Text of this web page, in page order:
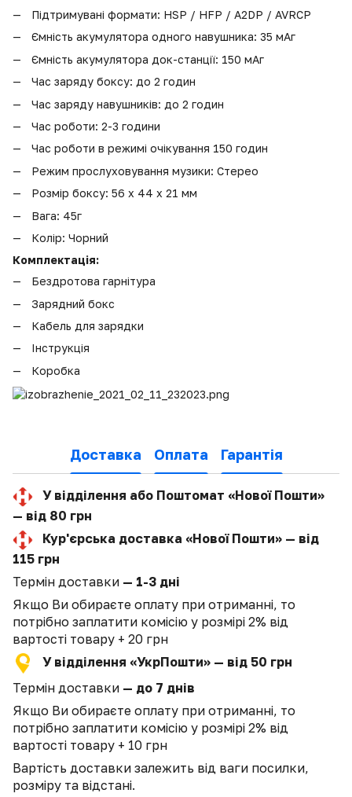
Підтримувані формати: HSP / HFP / A2DP / AVRCP
Ємність акумулятора одного навушника: 35 мАг
Ємність акумулятора док-станції: 150 мАг
Час заряду боксу: до 2 годин
Час заряду навушників: до 2 годин
Час роботи: 2-3 години
Час роботи в режимі очікування 150 годин
Режим прослуховування музики: Стерео
Розмір боксу: 56 х 44 х 21 мм
Вага: 45г
Колір: Чорний
Комплектація:
Бездротова гарнітура
Зарядний бокс
Кабель для зарядки
Інструкція
Коробка
Доставка Оплата Гарантія
У відділення або Поштомат «Нової Пошти»
— від 80 грн
Кур'єрська доставка «Нової Пошти» — від
115 грн
Термін доставки — 1-3 дні
Якщо Ви обираєте оплату при отриманні, то
потрібно заплатити комісію у розмірі 2% від
вартості товару + 20 грн
У відділення «УкрПошти» — від 50 грн
Термін доставки — до 7 днів
Якщо Ви обираєте оплату при отриманні, то
потрібно заплатити комісію у розмірі 2% від
вартості товару + 10 грн
Вартість доставки залежить від ваги посилки,
розміру та відстані.